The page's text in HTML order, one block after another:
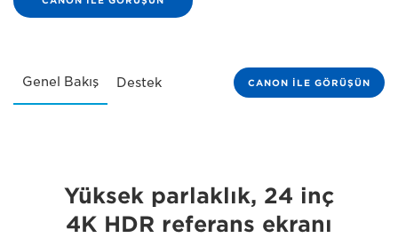
Genel Bakış Destek CANON İLE GÖRÜŞÜN
Yüksek parlaklık, 24 inç
4K HDR referans ekranı